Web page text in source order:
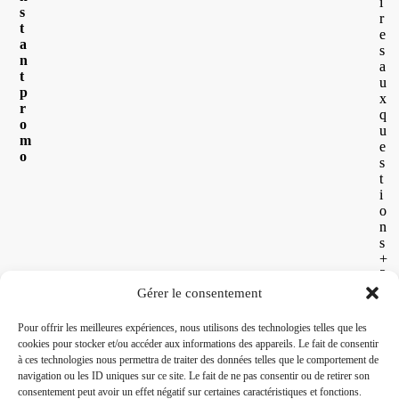
Gérer le consentement
Pour offrir les meilleures expériences, nous utilisons des technologies telles que les
cookies pour stocker et/ou accéder aux informations des appareils. Le fait de consentir
à ces technologies nous permettra de traiter des données telles que le comportement de
navigation ou les ID uniques sur ce site. Le fait de ne pas consentir ou de retirer son
consentement peut avoir un effet négatif sur certaines caractéristiques et fonctions.
s
t
a
n
t
p
r
o
m
o
r
e
s
a
u
x
q
u
e
s
t
i
o
n
s
+
2